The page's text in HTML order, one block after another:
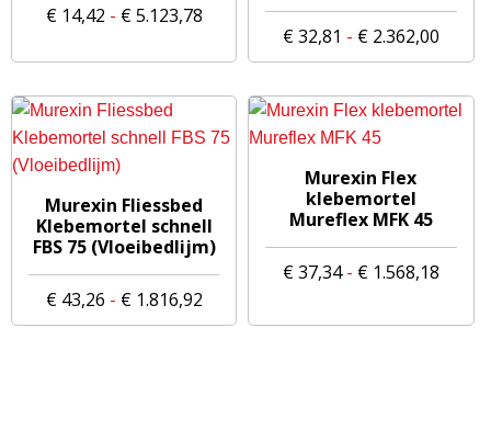
variaties.
kan
gekozen
worden
productpagina
€14,42 - €5.123,78Prijsklasse:
tot
€ 5.123,78
variaties.
Deze
kan
gekozen
€32,81 - €2.362,00
€
tot
€
product
heeft
meerdere
variaties.
Deze
Murexin Fliessbed
Klebemortel schnell
FBS 75 (Vloeibedlijm)
€43,26 - €1.816,92Prijsklasse:
€ 43,26
meerdere
variaties.
optie
Murexin Flex
klebemortel
Mureflex MFK 45
€37,34 - €1.568,18
tot